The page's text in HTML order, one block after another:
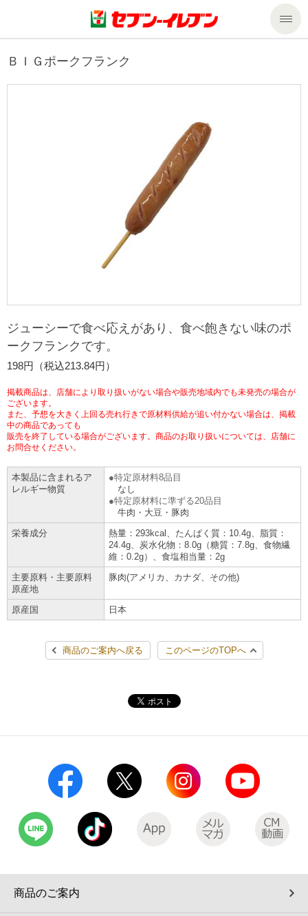
商品のご案内
ギフト
プリペイドカード・金券
ニンテンドー・ダウンロードカード
マルチコピー機でできること
コピー
プリント
スキャン
ファクス
チケット
プリペイドサービス
行政サービス
宅配便
切手・はがき・印紙
セブン銀行ATM
ご利用可能なお支払い方法
各種料金のお支払い
レジでApple Accountにチャージ
オンラインフォトサービス
モバイルWi-Fiバッテリーシェアリング（店舗限定）
荷物預かりサービス「ecbocloakエクボクローク」（店舗限定）
チケットサービス
セブンチケット
チケットぴあ
イープラス
CNプレイガイド
セブン‐イレブンでお受取り
タワーレコード
セブンネットショッピング
停電時のサービス停止のお知らせ
企業理念
会社概要
貸借対照表・損益計算書
沿革
国内店舗数
売上高、店舗数推移
セブン‐イレブンの海外事業
データで見るセブン‐イレブン
セブン‐イレブンの「商品力」
セブン＆アイ・ホールディングスの重点課題
サステナビリティ活動基本方針
サステナビリティ推進体制
GREEN CHALLENGE 2050
4VISIONS
サステナビリティニュース
サステナビリティレポート
報告書ライブラリー
加盟店オーナー募集
店舗検索
ネットショッピング
お問い合わせ
Language
English (Corporate)
中文[繁體字](服務)
한국어(서비스)
ภาษาไทย(บริการ)
ＢＩＧポークフランク
ジューシーで食べ応えがあり、食べ飽きない味のポ
ークフランクです。
198円（税込213.84円）
掲載商品は、店舗により取り扱いがない場合や販売地域内でも未発売の場合が
ございます。
また、予想を大きく上回る売れ行きで原材料供給が追い付かない場合は、掲載
中の商品であっても
販売を終了している場合がございます。商品のお取り扱いについては、店舗に
お問合せください。
本製品に含まれるア
レルギー物質
特定原材料8品目
なし
特定原材料に準ずる20品目
牛肉・大豆・豚肉
栄養成分
熱量：293kcal、たんぱく質：10.4g、脂質：
24.4g、炭水化物：8.0g（糖質：7.8g、食物繊
維：0.2g）、食塩相当量：2g
主要原料・主要原料
原産地
豚肉(アメリカ、カナダ、その他)
原産国 日本
商品のご案内へ戻る このページのTOPへ
商品のご案内